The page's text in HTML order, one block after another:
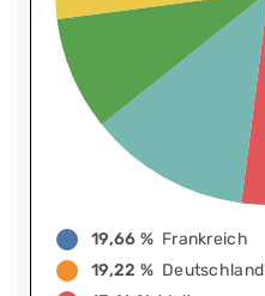
19,66 % Frankreich
19,22 % Deutschland